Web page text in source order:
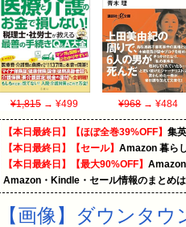
¥1,815 → ¥499 ¥968→ ¥484
【本日最終日】【ほぼ全巻39%OFF】 集
【本日最終日】【セール】 Amazon 暮ら
【本日最終日】【最大90%OFF】
Amazon・Kindle・セール情報のまとめは
【画像】ダウンタ